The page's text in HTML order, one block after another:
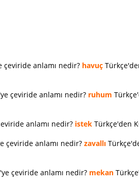
çeviride anlamı nedir? havuç
çeviride anlamı nedir? ruhum
anlamı nedir? istek Türkçe'den
çeviride anlamı nedir? zavallı
çeviride anlamı nedir? mekan